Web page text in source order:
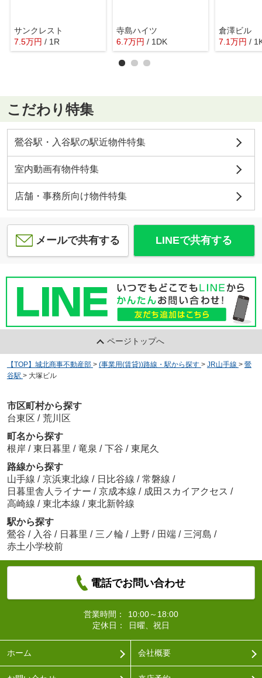
サンクレスト
7.5万円 / 1R
寺島ハイツ
6.7万円 / 1DK
倉澤ビル
7.1万円 /
こだわり特集
鶯谷駅・入谷駅の駅近物件特集
室内動画有物件特集
店舗・事務所向け物件特集
メールで共有する LINEで共有する
ページトップへ
【TOP】城北商事不動産部 > (事業用(賃貸))路線・駅から探す > JR山手線 > 鶯
谷駅 > 大塚ビル
市区町村から探す
台東区 / 荒川区
町名から探す
根岸 / 東日暮里 / 竜泉 / 下谷 / 東尾久
路線から探す
山手線 / 京浜東北線 / 日比谷線 / 常磐線 /
日暮里舎人ライナー / 京成本線 / 成田スカイアクセス /
高崎線 / 東北本線 / 東北新幹線
駅から探す
鶯谷 / 入谷 / 日暮里 / 三ノ輪 / 上野 / 田端 / 三河島 /
赤土小学校前
電話でお問い合わせ
営業時間：
10:00～18:00
定休日：
日曜、祝日
ホーム 会社概要